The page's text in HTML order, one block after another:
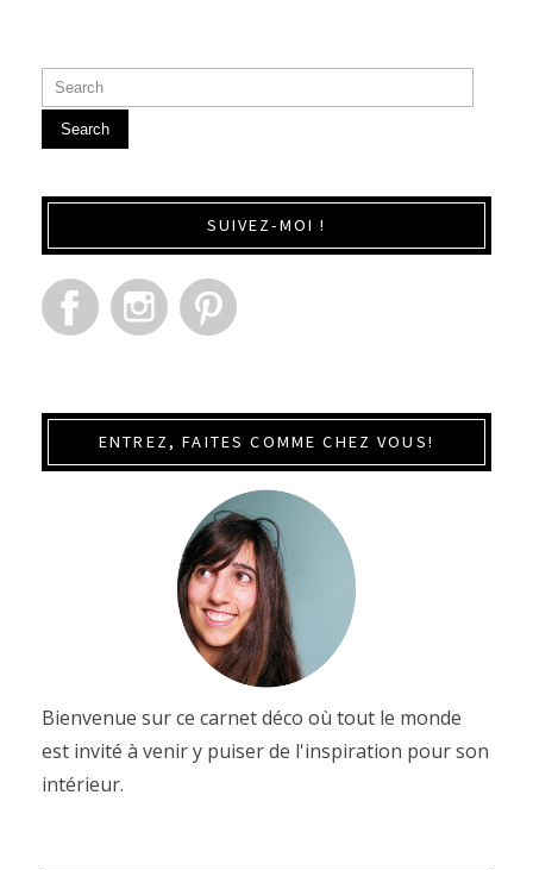
Search
SUIVEZ-MOI !
ENTREZ, FAITES COMME CHEZ VOUS!
Bienvenue sur ce carnet déco où tout le monde
est invité à venir y puiser de l'inspiration pour son
intérieur.